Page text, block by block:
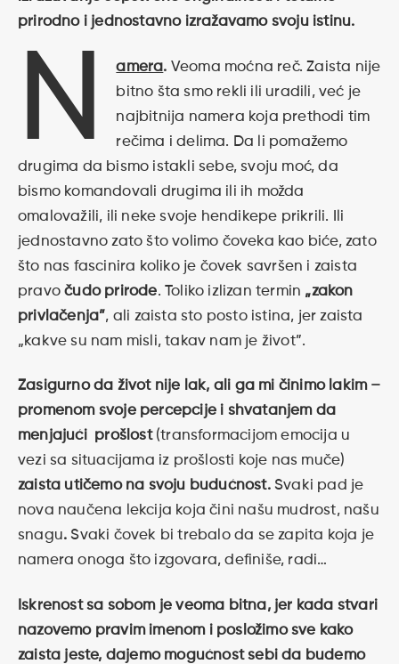
prirodno i jednostavno izražavamo svoju istinu.
N amera. Veoma moćna reč. Zaista nije
bitno šta smo rekli ili uradili, već je
najbitnija namera koja prethodi tim
rečima i delima. Da li pomažemo
drugima da bismo istakli sebe, svoju moć, da
bismo komandovali drugima ili ih možda
omalovažili, ili neke svoje hendikepe prikrili. Ili
jednostavno zato što volimo čoveka kao biće, zato
što nas fascinira koliko je čovek savršen i zaista
pravočudo prirode. Toliko izlizan termin „zakon
privlačenja”, ali zaista sto posto istina, jer zaista
„kakve su nam misli, takav nam je život”.
Zasigurno da život nije lak, ali ga mi činimo lakim –
promenom svoje percepcije i shvatanjem da
menjajući prošlost(transformacijom emocija u
vezi sa situacijama iz prošlosti koje nas muče)
zaista utičemo na svoju budućnost. Svaki pad je
nova naučena lekcija koja čini našu mudrost, našu
snagu. Svaki čovek bi trebalo da se zapita koja je
namera onoga što izgovara, definiše, radi…
Iskrenost sa sobom je veoma bitna, jer kada stvari
nazovemo pravim imenom i posložimo sve kako
zaista jeste, dajemo mogućnost sebi da budemo